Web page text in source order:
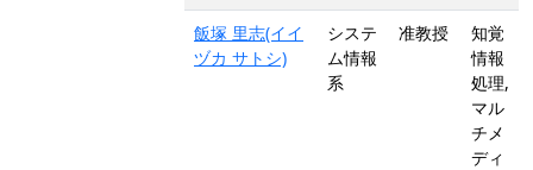
飯塚 里志(イイ
ヅカ サトシ)
システ
ム情報
系
准教授
知覚
情報
処理,
マル
チメ
ディ